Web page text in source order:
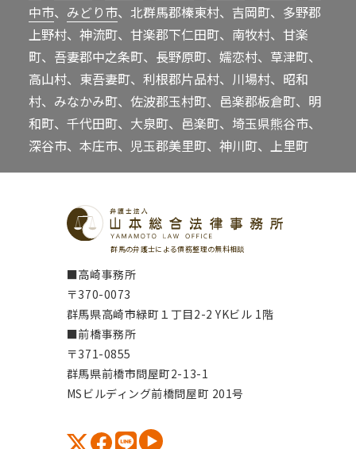
中市、 みどり市、北群馬郡榛東村、吉岡町、多野郡
上野村、神流町、甘楽郡下仁田町、南牧村、甘楽
町、吾妻郡中之条町、長野原町、嬬恋村、草津町、
高山村、東吾妻町、利根郡片品村、川場村、昭和
村、みなかみ町、佐波郡玉村町、邑楽郡板倉町、明
和町、千代田町、大泉町、邑楽町、埼玉県熊谷市、
深谷市、本庄市、児玉郡美里町、神川町、上里町
群馬の弁護士による債務整理の無料相談
■高崎事務所
〒370-0073
群馬県高崎市緑町１丁目2-2 YKビル 1階
■前橋事務所
〒371-0855
群馬県前橋市問屋町2-13-1
MSビルディング前橋問屋町 201号